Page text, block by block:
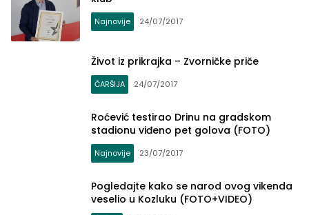
Najnovije 24/07/2017
Život iz prikrajka – Zvorničke priče
ČARŠIJA 24/07/2017
Roćević testirao Drinu na gradskom
stadionu viđeno pet golova (FOTO)
Najnovije 23/07/2017
Pogledajte kako se narod ovog vikenda
veselio u Kozluku (FOTO+VIDEO)